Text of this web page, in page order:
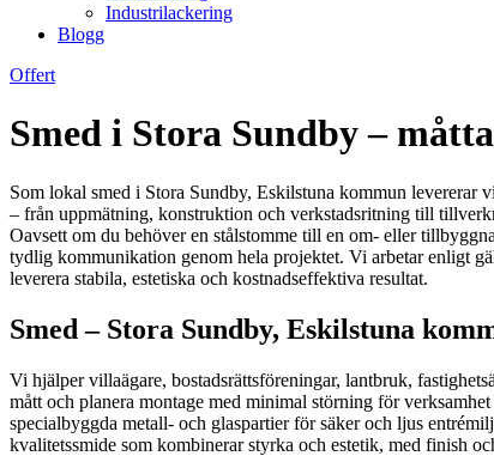
Industrilackering
Blogg
Offert
Smed i Stora Sundby –
Som lokal smed i Stora Sundby, Eskilstuna kommun levererar
– från uppmätning, konstruktion och verkstadsritning till
Oavsett om du behöver en stålstomme till en om- eller
tydlig kommunikation genom hela projektet. Vi arbetar enligt
leverera stabila, estetiska och kostnadseffektiva resultat.
Smed – Stora Sundby, Eskilstuna
Vi hjälper villaägare, bostadsrättsföreningar, lantbruk,
mått och planera montage med minimal störning för
specialbyggda metall- och glaspartier för säker och ljus
kvalitetssmide som kombinerar styrka och estetik, med finish